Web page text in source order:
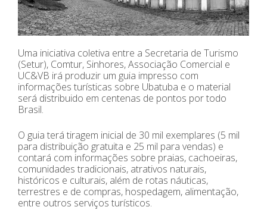
Uma iniciativa coletiva entre a Secretaria de Turismo
(Setur), Comtur, Sinhores, Associação Comercial e
UC&VB irá produzir um guia impresso com
informações turísticas sobre Ubatuba e o material
será distribuido em centenas de pontos por todo
Brasil.
O guia terá tiragem inicial de 30 mil exemplares (5 mil
para distribuição gratuita e 25 mil para vendas) e
contará com informações sobre praias, cachoeiras,
comunidades tradicionais, atrativos naturais,
históricos e culturais, além de rotas náuticas,
terrestres e de compras, hospedagem, alimentação,
entre outros serviços turísticos.